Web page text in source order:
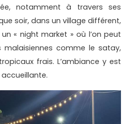
notamment à travers ses
soir, dans un village différent,
« night market » où l’on peut
malaisiennes comme le satay,
frais. L’ambiance y est